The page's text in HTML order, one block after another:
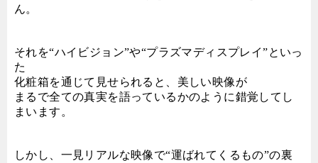
ん。
それを“ハイビジョン”や“プラズマディスプレイ”といっ
た
化粧箱を通じて見せられると、美しい映像が
まるで全ての真実を語っているかのように錯覚してし
まいます。
しかし、一見リアルな映像で“運ばれてくるもの”の裏